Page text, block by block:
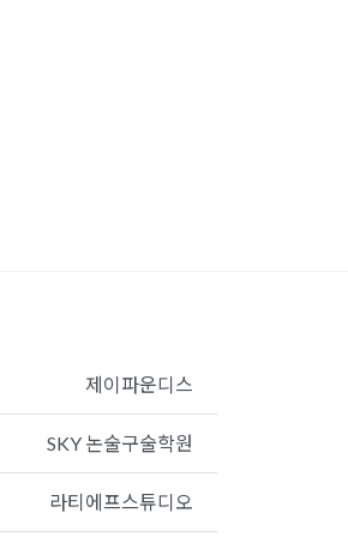
제이파운디스
SKY 논술구술학원
라티에프스튜디오